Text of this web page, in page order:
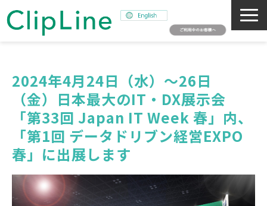
事業紹介
ミッション
ニュース
サステナビリティ
採用情報
SNAPSHOT
2024年4月24日（水）～26日
（金）日本最大のIT・DX展示会
「第33回 Japan IT Week 春」内、
「第1回 データドリブン経営EXPO
春」に出展します